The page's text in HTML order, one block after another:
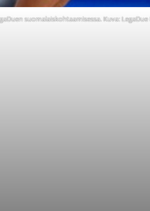
suomalaiskohtaamisessa. Kuva: LegaDue